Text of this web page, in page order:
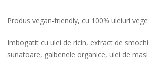
Produs vegan-friendly, cu 100% uleiuri
Imbogatit cu ulei de ricin, extract de
sunatoare, galbenele organice, ulei de